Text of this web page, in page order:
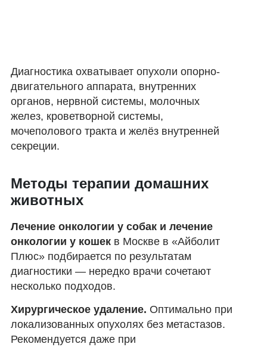
Диагностика охватывает опухоли опорно-
двигательного аппарата, внутренних
органов, нервной системы, молочных
желез, кроветворной системы,
мочеполового тракта и желёз внутренней
секреции.
Методы терапии домашних
животных
Лечение онкологии у собак и лечение
онкологии у кошек в Москве в «Айболит
Плюс» подбирается по результатам
диагностики — нередко врачи сочетают
несколько подходов.
Хирургическое удаление. Оптимально при
локализованных опухолях без метастазов.
Рекомендуется даже при